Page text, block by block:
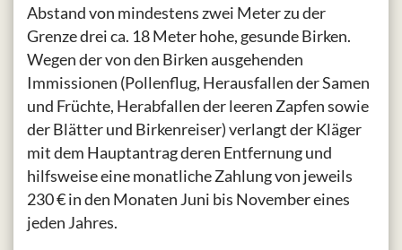
Abstand von mindestens zwei Meter zu der
Grenze drei ca. 18 Meter hohe, gesunde Birken.
Wegen der von den Birken ausgehenden
Immissionen (Pollenflug, Herausfallen der Samen
und Früchte, Herabfallen der leeren Zapfen sowie
der Blätter und Birkenreiser) verlangt der Kläger
mit dem Hauptantrag deren Entfernung und
hilfsweise eine monatliche Zahlung von jeweils
230 € in den Monaten Juni bis November eines
jeden Jahres.